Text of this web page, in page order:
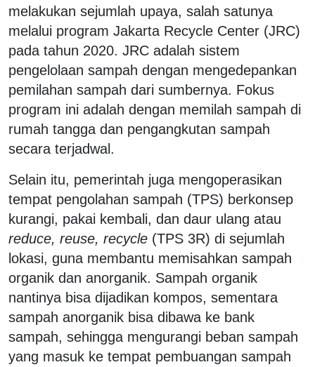
melakukan sejumlah upaya, salah satunya
melalui program Jakarta Recycle Center (JRC)
pada tahun 2020. JRC adalah sistem
pengelolaan sampah dengan mengedepankan
pemilahan sampah dari sumbernya. Fokus
program ini adalah dengan memilah sampah di
rumah tangga dan pengangkutan sampah
secara terjadwal.
Selain itu, pemerintah juga mengoperasikan
tempat pengolahan sampah (TPS) berkonsep
kurangi, pakai kembali, dan daur ulang atau
reduce, reuse, recycle (TPS 3R) di sejumlah
lokasi, guna membantu memisahkan sampah
organik dan anorganik. Sampah organik
nantinya bisa dijadikan kompos, sementara
sampah anorganik bisa dibawa ke bank
sampah, sehingga mengurangi beban sampah
yang masuk ke tempat pembuangan sampah